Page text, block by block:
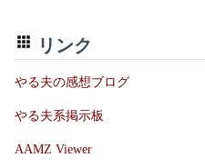
リンク
やる夫の感想ブログ
やる夫系掲示板
AAMZ Viewer